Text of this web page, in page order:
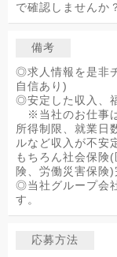
で確認しませんか
備考
◎求人情報を是非
自信あり)
◎安定した収入、
※当社のお仕事
所得制限、就業日
ルなど収入が不安
もちろん社会保険
険、労働災害保険
◎当社グループ会
す。
応募方法